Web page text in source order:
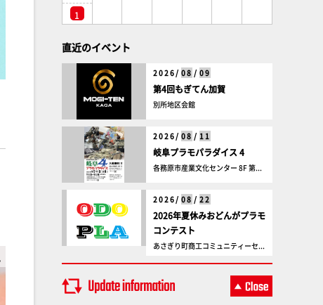
1
直近のイベント
2026/ 08 / 09
第4回もぎてん加賀
別所地区会館
2026/ 08 / 11
岐阜プラモパラダイス 4
各務原市産業文化センター 8F 第...
2026/ 08 / 22
2026年夏休みおどんがプラモ
コンテスト
あさぎり町商工コミュニティーセ...